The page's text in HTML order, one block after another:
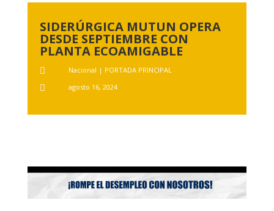
SIDERÚRGICA MUTUN OPERA
DESDE SEPTIEMBRE CON
PLANTA ECOAMIGABLE
 Nacional | PORTADA PRINCIPAL
 agosto 16, 2024